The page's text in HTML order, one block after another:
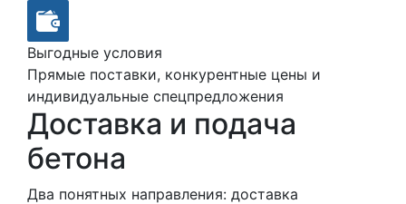
Выгодные условия
Прямые поставки, конкурентные цены и
индивидуальные спецпредложения
Доставка и подача
бетона
Два понятных направления: доставка